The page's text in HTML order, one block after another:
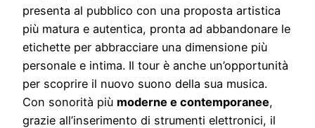
presenta al pubblico con una proposta artistica
più matura e autentica, pronta ad abbandonare le
etichette per abbracciare una dimensione più
personale e intima. Il tour è anche un’opportunità
per scoprire il nuovo suono della sua musica.
Con sonorità più moderne e contemporanee,
grazie all’inserimento di strumenti elettronici, il